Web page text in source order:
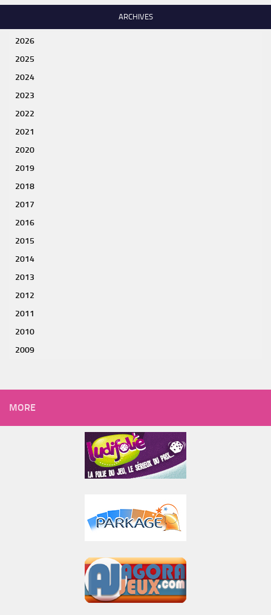
ARCHIVES
2026
2025
2024
2023
2022
2021
2020
2019
2018
2017
2016
2015
2014
2013
2012
2011
2010
2009
MORE